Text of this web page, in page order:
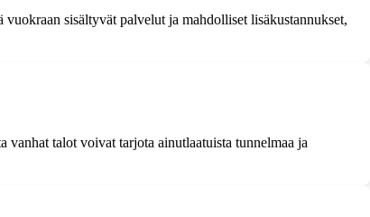
sisältyvät palvelut ja mahdolliset lisäkustannukset,
vanhat talot voivat tarjota ainutlaatuista tunnelmaa ja